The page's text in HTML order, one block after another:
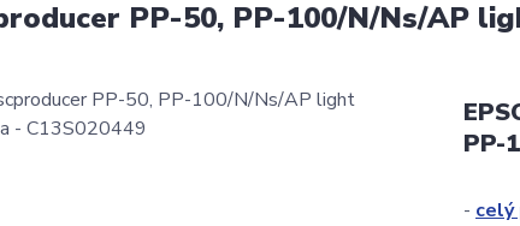
PP-50, PP-100/N/Ns/AP
PP-
- celý